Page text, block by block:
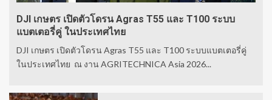
DJI เกษตร เปิดตัวโดรน Agras T55 และ T100 ระบบ
แบตเตอรี่คู่ ในประเทศไทย
DJI เกษตร เปิดตัวโดรน Agras T55 และ T100 ระบบแบตเตอรี่คู่
ในประเทศไทย ณ งาน AGRITECHNICA Asia 2026...